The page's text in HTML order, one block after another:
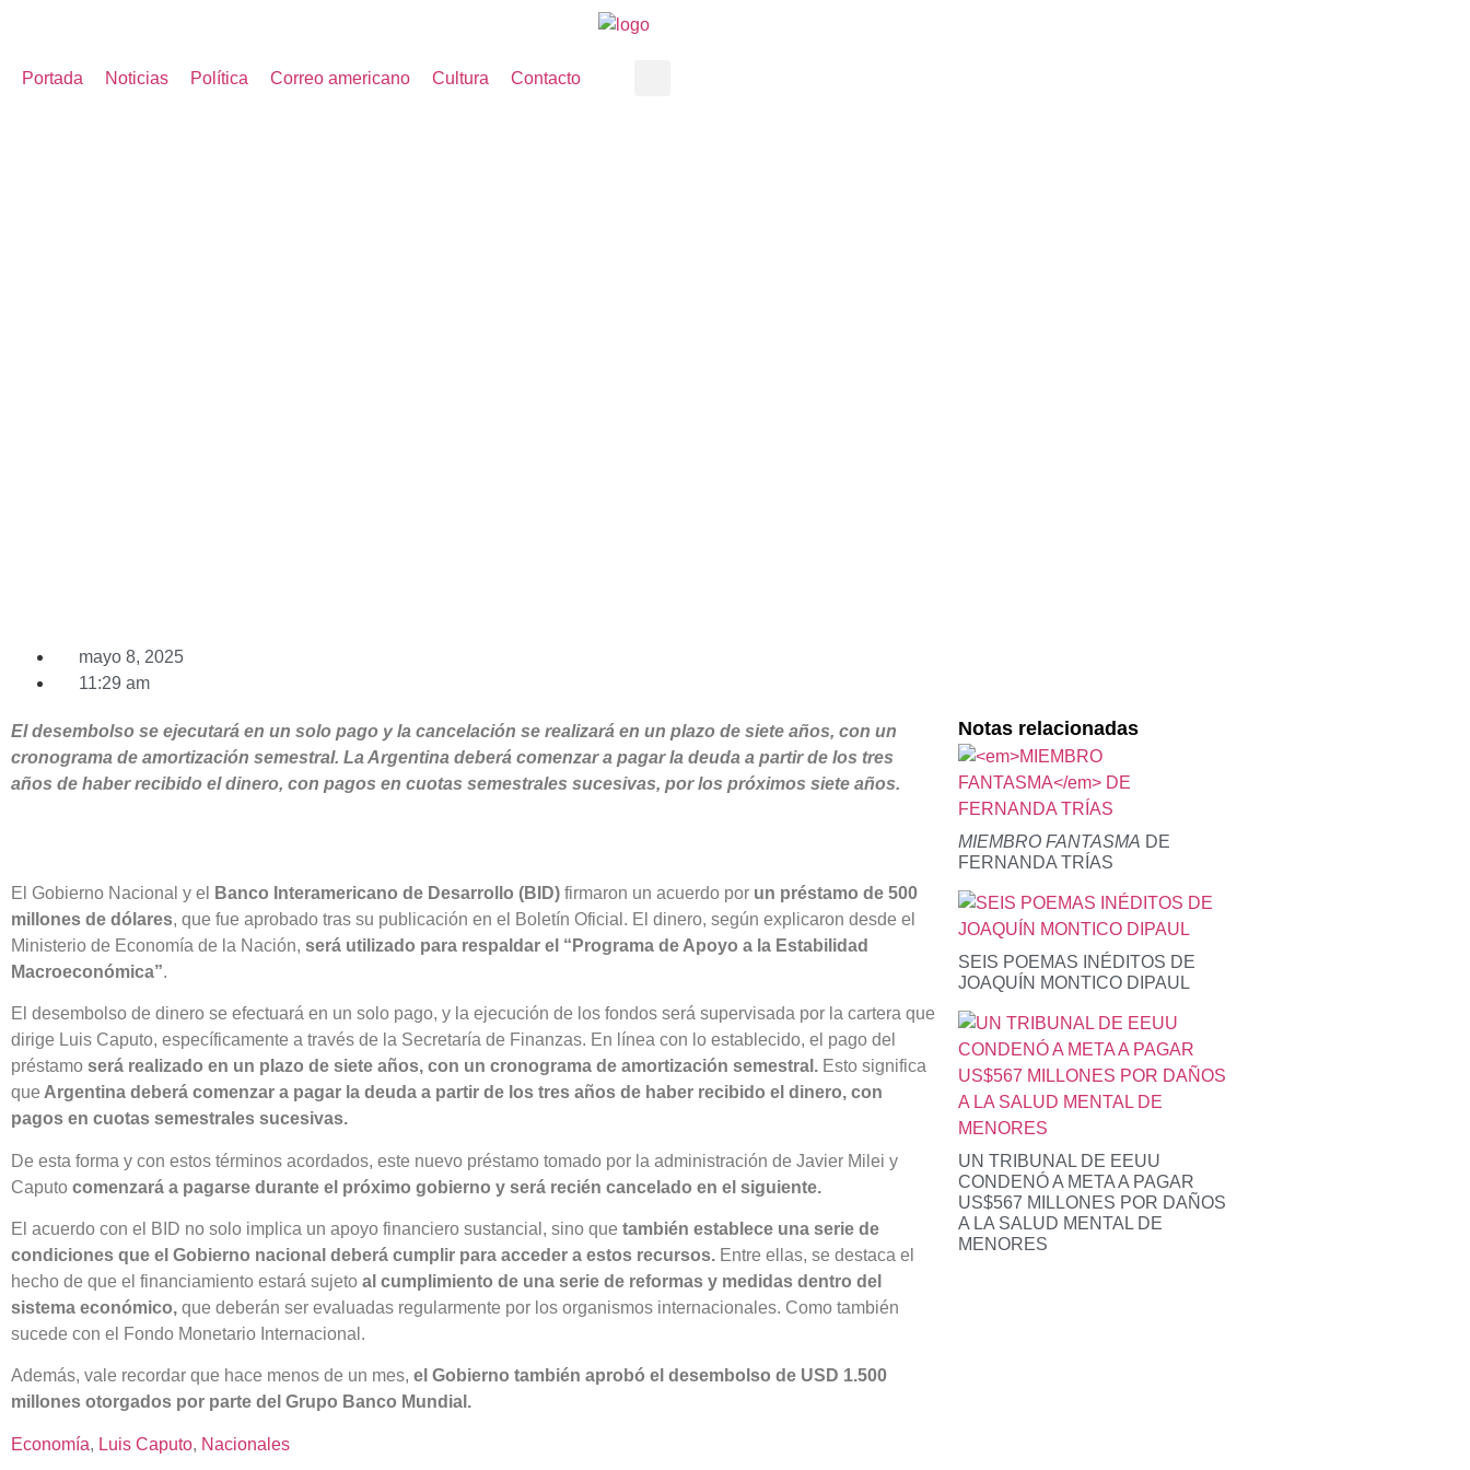
Portada Noticias Política Correo americano Cultura Contacto
mayo 8, 2025
11:29 am
El desembolso se ejecutará en un solo pago y la cancelación se realizará en un plazo de siete años, con un
cronograma de amortización semestral. La Argentina deberá comenzar a pagar la deuda a partir de los tres
años de haber recibido el dinero, con pagos en cuotas semestrales sucesivas, por los próximos siete años.
El Gobierno Nacional y el Banco Interamericano de Desarrollo (BID) firmaron un acuerdo por un préstamo de 500
millones de dólares, que fue aprobado tras su publicación en el Boletín Oficial. El dinero, según explicaron desde el
Ministerio de Economía de la Nación, será utilizado para respaldar el “Programa de Apoyo a la Estabilidad
Macroeconómica”.
El desembolso de dinero se efectuará en un solo pago, y la ejecución de los fondos será supervisada por la cartera que
dirige Luis Caputo, específicamente a través de la Secretaría de Finanzas. En línea con lo establecido, el pago del
préstamo será realizado en un plazo de siete años, con un cronograma de amortización semestral. Esto significa
que Argentina deberá comenzar a pagar la deuda a partir de los tres años de haber recibido el dinero, con
pagos en cuotas semestrales sucesivas.
De esta forma y con estos términos acordados, este nuevo préstamo tomado por la administración de Javier Milei y
Caputo comenzará a pagarse durante el próximo gobierno y será recién cancelado en el siguiente.
El acuerdo con el BID no solo implica un apoyo financiero sustancial, sino que también establece una serie de
condiciones que el Gobierno nacional deberá cumplir para acceder a estos recursos. Entre ellas, se destaca el
hecho de que el financiamiento estará sujeto al cumplimiento de una serie de reformas y medidas dentro del
sistema económico, que deberán ser evaluadas regularmente por los organismos internacionales. Como también
sucede con el Fondo Monetario Internacional.
Además, vale recordar que hace menos de un mes, el Gobierno también aprobó el desembolso de USD 1.500
millones otorgados por parte del Grupo Banco Mundial.
Economía, Luis Caputo, Nacionales
Notas relacionadas
MIEMBRO FANTASMA DE
FERNANDA TRÍAS
SEIS POEMAS INÉDITOS DE
JOAQUÍN MONTICO DIPAUL
UN TRIBUNAL DE EEUU
CONDENÓ A META A PAGAR
US$567 MILLONES POR DAÑOS
A LA SALUD MENTAL DE
MENORES